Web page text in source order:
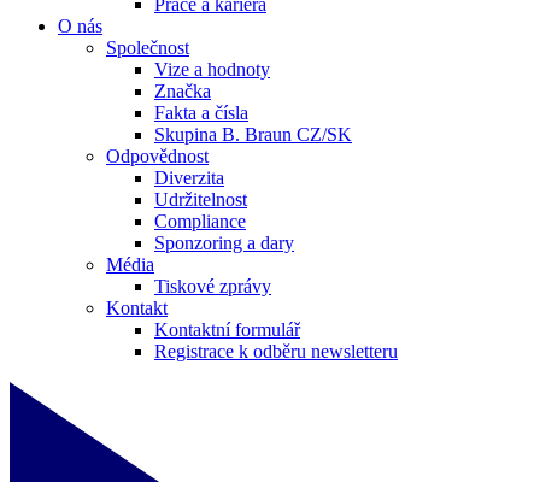
Práce a kariéra
O nás
Společnost
Vize a hodnoty
Značka
Fakta a čísla
Skupina B. Braun CZ/SK
Odpovědnost
Diverzita
Udržitelnost
Compliance
Sponzoring a dary
Média
Tiskové zprávy
Kontakt
Kontaktní formulář
Registrace k odběru newsletteru